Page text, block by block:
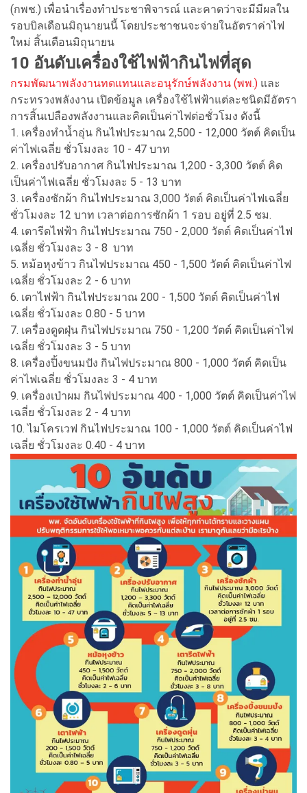
(กพช.) เพื่อนำเรื่องทำประชาพิจารณ์ และคาดว่าจะมีมีผลใน
รอบบิลเดือนมิถุนายนนี้ โดยประชาชนจะจ่ายในอัตราค่าไฟ
ใหม่ สิ้นเดือนมิถุนายน
10 อันดับเครื่องใช้ไฟฟ้ากินไฟที่สุด
กรมพัฒนาพลังงานทดแทนและอนุรักษ์พลังงาน (พพ.) และ
กระทรวงพลังงาน เปิดข้อมูล เครื่องใช้ไฟฟ้าแต่ละชนิดมีอัตรา
การสิ้นเปลืองพลังงานและคิดเป็นค่าไฟต่อชั่วโมง ดังนี้
1. เครื่องทำน้ำอุ่น กินไฟประมาณ 2,500 - 12,000 วัตต์ คิดเป็น
ค่าไฟเฉลี่ย ชั่วโมงละ 10 - 47 บาท
2. เครื่องปรับอากาศ กินไฟประมาณ 1,200 - 3,300 วัตต์ คิด
เป็นค่าไฟเฉลี่ย ชั่วโมงละ 5 - 13 บาท
3. เครื่องซักผ้า กินไฟประมาณ 3,000 วัตต์ คิดเป็นค่าไฟเฉลี่ย
ชั่วโมงละ 12 บาท เวลาต่อการซักผ้า 1 รอบ อยู่ที่ 2.5 ชม.
4. เตารีดไฟฟ้า กินไฟประมาณ 750 - 2,000 วัตต์ คิดเป็นค่าไฟ
เฉลี่ย ชั่วโมงละ 3 - 8 บาท
5. หม้อหุงข้าว กินไฟประมาณ 450 - 1,500 วัตต์ คิดเป็นค่าไฟ
เฉลี่ย ชั่วโมงละ 2 - 6 บาท
6. เตาไฟฟ้า กินไฟประมาณ 200 - 1,500 วัตต์ คิดเป็นค่าไฟ
เฉลี่ย ชั่วโมงละ 0.80 - 5 บาท
7. เครื่องดูดฝุ่น กินไฟประมาณ 750 - 1,200 วัตต์ คิดเป็นค่าไฟ
เฉลี่ย ชั่วโมงละ 3 - 5 บาท
8. เครื่องปิ้งขนมปัง กินไฟประมาณ 800 - 1,000 วัตต์ คิดเป็น
ค่าไฟเฉลี่ย ชั่วโมงละ 3 - 4 บาท
9. เครื่องเป่าผม กินไฟประมาณ 400 - 1,000 วัตต์ คิดเป็นค่าไฟ
เฉลี่ย ชั่วโมงละ 2 - 4 บาท
10. ไมโครเวฟ กินไฟประมาณ 100 - 1,000 วัตต์ คิดเป็นค่าไฟ
เฉลี่ย ชั่วโมงละ 0.40 - 4 บาท